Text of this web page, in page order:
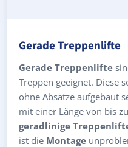
Gerade Treppenlifte
Gerade Treppenlifte
Treppen geeignet. Diese
ohne Absätze aufgebaut
mit einer Länge von bis
geradlinige
ist die Montage